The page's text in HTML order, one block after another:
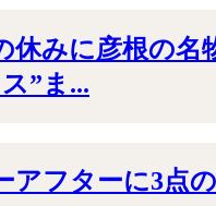
休みに彦根の名
”ま...
アフターに3点